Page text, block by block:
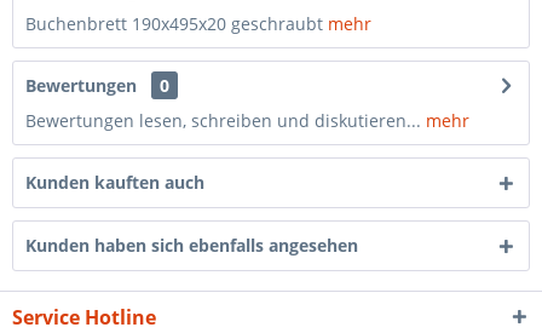
Buchenbrett 190x495x20 geschraubt mehr
Bewertungen
0
Bewertungen lesen, schreiben und diskutieren... mehr
Kunden kauften auch
Kunden haben sich ebenfalls angesehen
Service Hotline